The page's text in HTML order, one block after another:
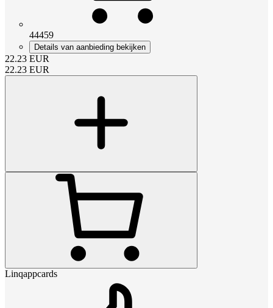
44459
Details van aanbieding bekijken
22.23 EUR
22.23 EUR
Linqappcards